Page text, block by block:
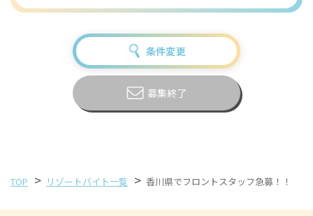
条件変更
募集終了
TOP > リゾートバイト一覧 > 香川県でフロントスタッフ急募！！